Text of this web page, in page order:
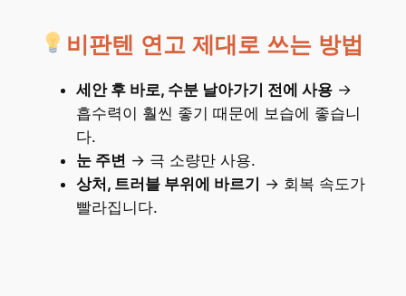
비판텐 연고 제대로 쓰는 방법
세안 후 바로, 수분 날아가기 전에 사용→
흡수력이 훨씬 좋기 때문에 보습에 좋습니
다.
눈 주변 → 극 소량만 사용.
상처, 트러블 부위에 바르기 → 회복 속도가
빨라집니다.